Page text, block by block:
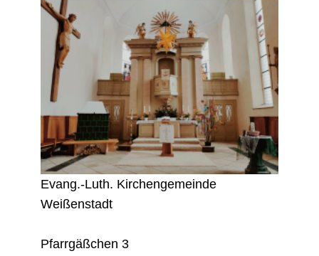
Evang.-Luth. Kirchengemeinde
Weißenstadt
Pfarrgäßchen 3